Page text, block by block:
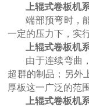
上辊式卷板机
端部预弯时，
一定的压力下，实
上辊式卷板机
由于连续弯曲
超群的制品；另外
厚板这一广泛的范
上辊式卷板机